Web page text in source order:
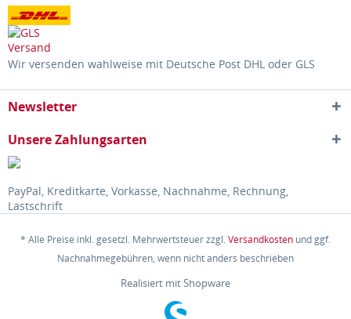
Wir versenden wahlweise mit Deutsche Post DHL oder GLS
Newsletter
Unsere Zahlungsarten
PayPal, Kreditkarte, Vorkasse, Nachnahme, Rechnung,
Lastschrift
* Alle Preise inkl. gesetzl. Mehrwertsteuer zzgl.Versandkosten und ggf.
Nachnahmegebühren, wenn nicht anders beschrieben
Realisiert mit Shopware